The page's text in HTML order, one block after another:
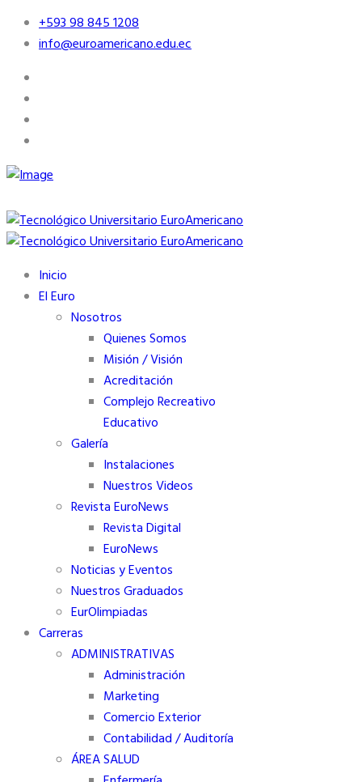
+593 98 845 1208
info@euroamericano.edu.ec
Inicio
El Euro
Nosotros
Quienes Somos
Misión / Visión
Acreditación
Complejo Recreativo
Educativo
Galería
Instalaciones
Nuestros Videos
Revista EuroNews
Revista Digital
EuroNews
Noticias y Eventos
Nuestros Graduados
EurOlimpiadas
Carreras
ADMINISTRATIVAS
Administración
Marketing
Comercio Exterior
Contabilidad / Auditoría
ÁREA SALUD